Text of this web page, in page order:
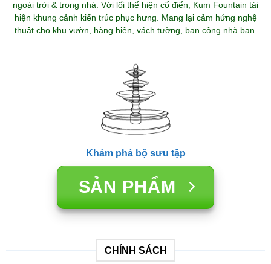
ngoài trời & trong nhà. Với lối thể hiện cổ điển, Kum Fountain tái
hiện khung cảnh kiến trúc phục hưng. Mang lại cảm hứng nghệ
thuật cho khu vườn, hàng hiên, vách tường, ban công nhà bạn.
Khám phá bộ sưu tập
SẢN PHẨM
CHÍNH SÁCH